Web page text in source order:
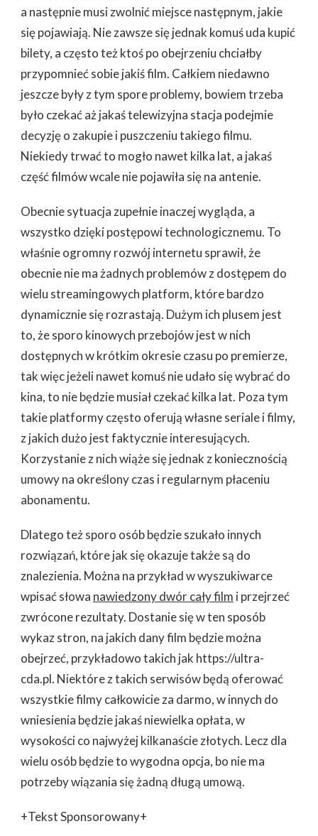
a następnie musi zwolnić miejsce następnym, jakie
się pojawiają. Nie zawsze się jednak komuś uda kupić
bilety, a często też ktoś po obejrzeniu chciałby
przypomnieć sobie jakiś film. Całkiem niedawno
jeszcze były z tym spore problemy, bowiem trzeba
było czekać aż jakaś telewizyjna stacja podejmie
decyzję o zakupie i puszczeniu takiego filmu.
Niekiedy trwać to mogło nawet kilka lat, a jakaś
część filmów wcale nie pojawiła się na antenie.
Obecnie sytuacja zupełnie inaczej wygląda, a
wszystko dzięki postępowi technologicznemu. To
właśnie ogromny rozwój internetu sprawił, że
obecnie nie ma żadnych problemów z dostępem do
wielu streamingowych platform, które bardzo
dynamicznie się rozrastają. Dużym ich plusem jest
to, że sporo kinowych przebojów jest w nich
dostępnych w krótkim okresie czasu po premierze,
tak więc jeżeli nawet komuś nie udało się wybrać do
kina, to nie będzie musiał czekać kilka lat. Poza tym
takie platformy często oferują własne seriale i filmy,
z jakich dużo jest faktycznie interesujących.
Korzystanie z nich wiąże się jednak z koniecznością
umowy na określony czas i regularnym płaceniu
abonamentu.
Dlatego też sporo osób będzie szukało innych
rozwiązań, które jak się okazuje także są do
znalezienia. Można na przykład w wyszukiwarce
wpisać słowa nawiedzony dwór cały film i przejrzeć
zwrócone rezultaty. Dostanie się w ten sposób
wykaz stron, na jakich dany film będzie można
obejrzeć, przykładowo takich jak https://ultra-
cda.pl. Niektóre z takich serwisów będą oferować
wszystkie filmy całkowicie za darmo, w innych do
wniesienia będzie jakaś niewielka opłata, w
wysokości co najwyżej kilkanaście złotych. Lecz dla
wielu osób będzie to wygodna opcja, bo nie ma
potrzeby wiązania się żadną długą umową.
+Tekst Sponsorowany+